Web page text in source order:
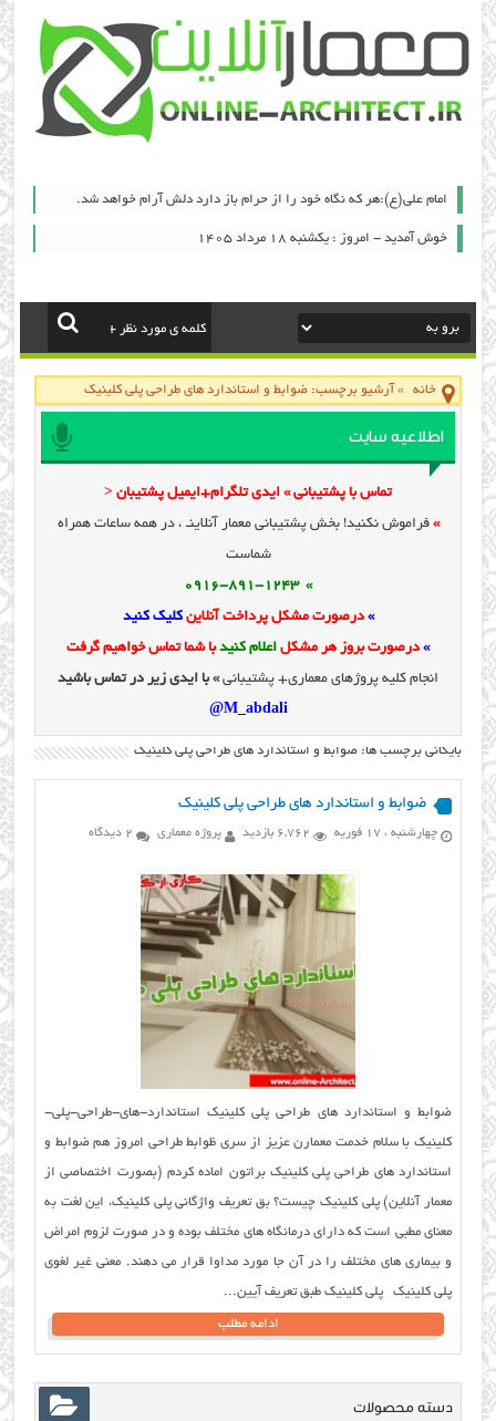
امام علي(ع):هر كه نگاه خود را از حرام باز دارد دلش آرام خواهد شد.
خوش آمدید - امروز : یکشنبه ۱۸ مرداد ۱۴۰۵
خانه » آرشیو برچسب: ضوابط و استاندارد های طراحی پلی کلینیک
اطلاعیه سایت
تماس با پشتیبانی » ایدی تلگرام+ایمیل پشتیبان <
» فراموش نکنید! بخش پشتیبانی معمار آنلاینـ ، در همه ساعات همراه
شماست
» 0916-891-1243
» درصورت مشکل پرداخت آنلاینکلیک کنید
» درصورت بروز هر مشکل اعلام کنیدبا شما تماس خواهیم گرفت
انجام کلیه پروژهای معماری+ پشتیبانی» با ایدی زیر در تماس باشید
M_abdali@
بایگانی برچسب ها: ضوابط و استاندارد های طراحی پلی کلینیک
ضوابط و استاندارد های طراحی پلی کلینیک
چهارشنبه ، 17 فوریه 6,762 بازدید پروژه معماری 2 دیدگاه
ضوابط و استاندارد های طراحی پلی کلینیک استاندارد-های-طراحی-پلی-
کلینیک با سلام خدمت معمارن عزیز از سری ظوابط طراحی امروز هم ضوابط و
استاندارد های طراحی پلی کلینیک براتون اماده کردم (بصورت اختصاصی از
معمار آنلاین) پلی کلینیک چیست؟ بق تعریف واژگانی پلی کلینیک، این لغت به
معنای مطبی است که دارای درمانگاه های مختلف بوده و در صورت لزوم امراض
و بیماری های مختلف را در آن جا مورد مداوا قرار می دهند. معنی غیر لغوی
پلی کلینیک پلی کلینیک طبق تعریف آیین...
ادامه مطلب
دسته محصولات